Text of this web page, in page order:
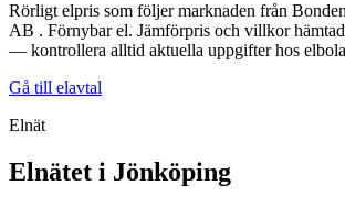
Rörligt elpris som följer marknaden från
AB . Förnybar el. Jämförpris och villkor
— kontrollera alltid aktuella uppgifter hos
Gå till elavtal
Elnät
Elnätet i Jönköping